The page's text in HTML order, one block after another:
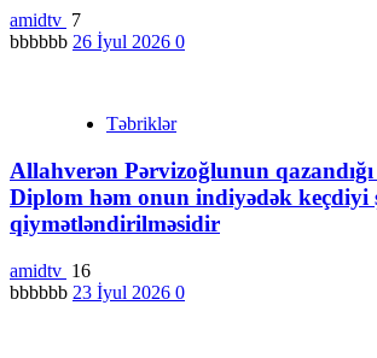
amidtv 7
bbbbbb 26 İyul 2026 0
Təbriklər
Allahverən Pərvizoğlunun
Diplom həm onun indiyədək keçdiyi
qiymətləndirilməsidir
amidtv 16
bbbbbb 23 İyul 2026 0